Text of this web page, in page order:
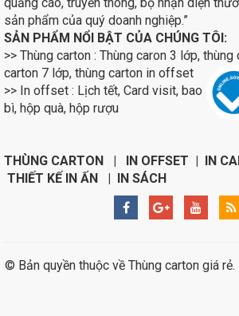
sản phẩm của quý doanh nghiệp.”
SẢN PHẨM NỔI BẬT CỦA CHÚNG TÔI:
>> Thùng carton : Thùng caron 3 lớp,
carton 7 lớp, thùng carton in offset
>> In offset : Lịch tết, Card visit, bao
bì, hộp quà, hộp rượu
THÙNG CARTON | IN OFFSET | IN
THIẾT KẾ IN ẤN | IN SÁCH
© Bản quyền thuộc về Thùng carton giá rẻ.